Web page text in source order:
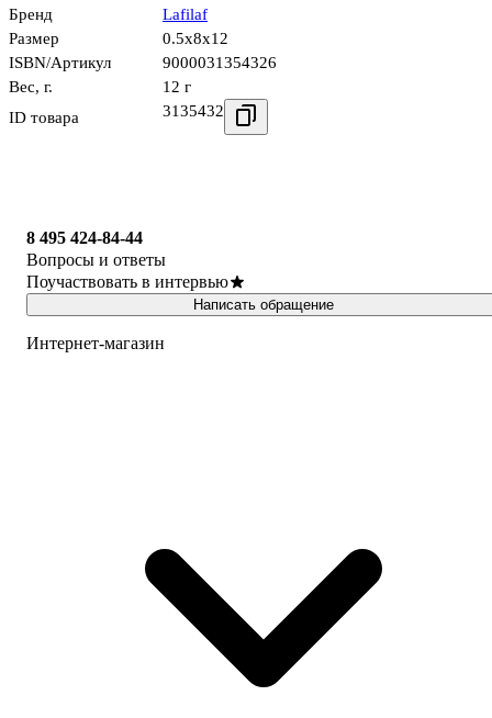
Бренд
Lafilaf
Размер
0.5x8x12
ISBN/Артикул
9000031354326
Вес, г.
12 г
ID товара
3135432
8 495 424-84-44
Вопросы и ответы
Поучаствовать в интервью
Написать обращение
Интернет-магазин